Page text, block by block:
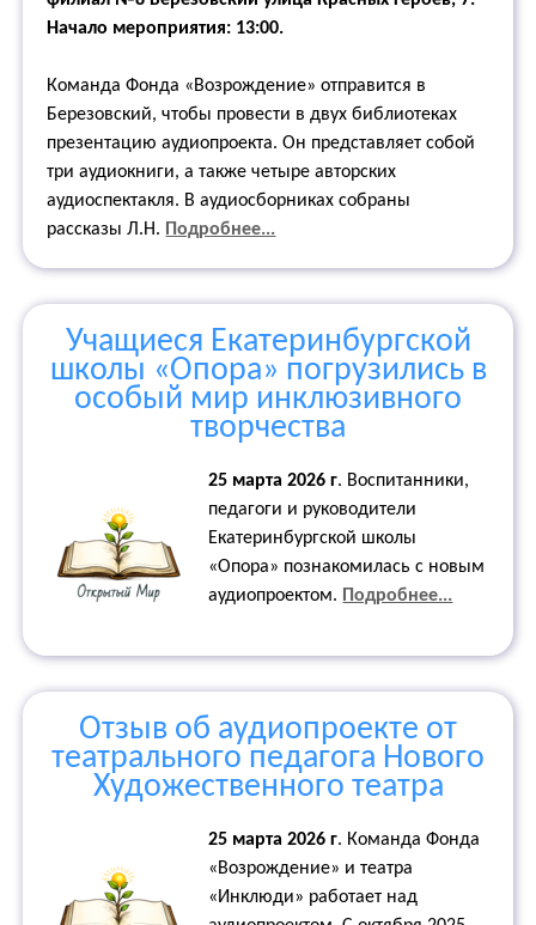
Начало мероприятия: 13:00.
Команда Фонда «Возрождение» отправится в
Березовский, чтобы провести в двух библиотеках
презентацию аудиопроекта. Он представляет собой
три аудиокниги, а также четыре авторских
аудиоспектакля. В аудиосборниках собраны
рассказы Л.Н. Подробнее...
Учащиеся Екатеринбургской
школы «Опора» погрузились в
особый мир инклюзивного
творчества
25 марта 2026 г. Воспитанники,
педагоги и руководители
Екатеринбургской школы
«Опора» познакомилась с новым
аудиопроектом. Подробнее...
Отзыв об аудиопроекте от
театрального педагога Нового
Художественного театра
25 марта 2026 г. Команда Фонда
«Возрождение» и театра
«Инклюди» работает над